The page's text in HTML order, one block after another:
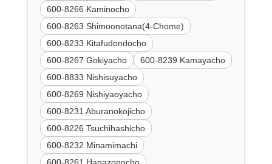
600-8266 Kaminocho
600-8263 Shimoonotana(4-Chome)
600-8233 Kitafudondocho
600-8267 Gokiyacho
600-8239 Kamayacho
600-8833 Nishisuyacho
600-8269 Nishiyaoyacho
600-8231 Aburanokojicho
600-8226 Tsuchihashicho
600-8232 Minamimachi